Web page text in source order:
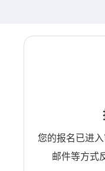
您的报名已进
邮件等方式